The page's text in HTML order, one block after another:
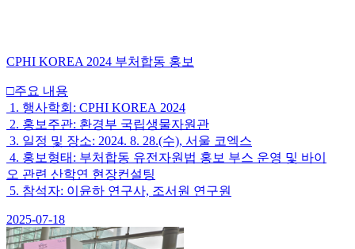
CPHI KOREA 2024 부처합동 홍보
□주요 내용
1. 행사학회: CPHI KOREA 2024
2. 홍보주관: 환경부 국립생물자원관
3. 일정 및 장소: 2024. 8. 28.(수), 서울 코엑스
4. 홍보형태: 부처합동 유전자원법 홍보 부스 운영 및 바이
오 관련 산학연 현장컨설팅
5. 참석자: 이윤하 연구사, 조서원 연구원
2025-07-18